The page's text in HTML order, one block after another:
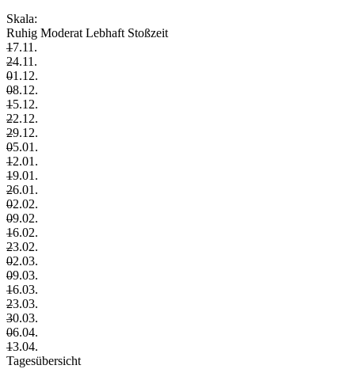
Skala:
Ruhig Moderat Lebhaft Stoßzeit
–
17.11.
–
24.11.
–
01.12.
–
08.12.
–
15.12.
–
22.12.
–
29.12.
–
05.01.
–
12.01.
–
19.01.
–
26.01.
–
02.02.
–
09.02.
–
16.02.
–
23.02.
–
02.03.
–
09.03.
–
16.03.
–
23.03.
–
30.03.
–
06.04.
–
13.04.
Tagesübersicht